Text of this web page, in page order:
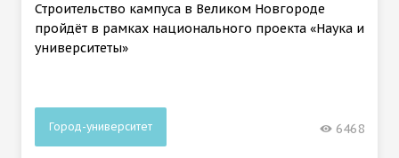
Строительство кампуса в Великом Новгороде
пройдёт в рамках национального проекта «Наука и
университеты»
Город-университет 6468